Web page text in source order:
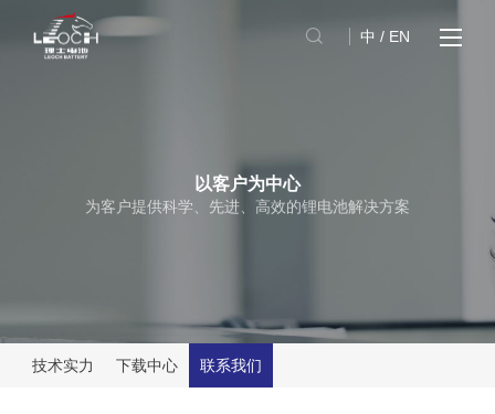
中 / EN
以客户为中心
为客户提供科学、先进、高效的锂电池解决方案
技术实力 下载中心 联系我们